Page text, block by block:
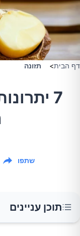
דף הבית> תזונה
7
שתפו
תוכן עניינים